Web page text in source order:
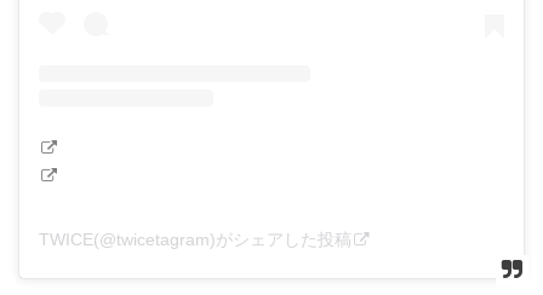
TWICE(@twicetagram)がシェアした投稿